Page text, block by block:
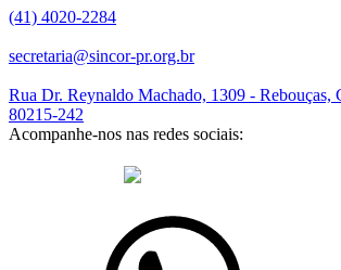
(41) 4020-2284
secretaria@sincor-pr.org.br
Rua Dr. Reynaldo Machado, 1309 - Rebouças,
80215-242
Acompanhe-nos nas redes sociais: